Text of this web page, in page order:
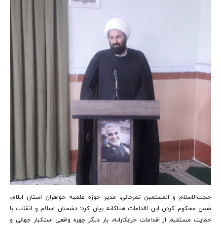
حجت‌الاسلام و المسلمین تمرخانی، مدیر حوزه علمیه خواهران استان ایلام،
ضمن محکوم کردن این اقدامات هتاکانه بیان کرد: دشمنان اسلام و انقلاب با
حمایت مستقیم از اقدامات خرابکارانه، بار دیگر چهره واقعی استکبار جهانی و